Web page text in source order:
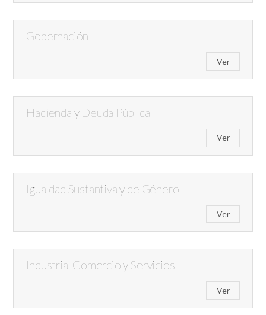
Gobernación
Ver
Hacienda y Deuda Pública
Ver
Igualdad Sustantiva y de Género
Ver
Industria, Comercio y Servicios
Ver